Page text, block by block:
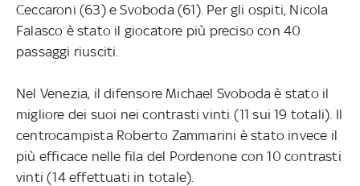
Ceccaroni (63) e Svoboda (61). Per gli ospiti, Nicola
Falasco è stato il giocatore più preciso con 40
passaggi riusciti.
Nel Venezia, il difensore Michael Svoboda è stato il
migliore dei suoi nei contrasti vinti (11 sui 19 totali). Il
centrocampista Roberto Zammarini è stato invece il
più efficace nelle fila del Pordenone con 10 contrasti
vinti (14 effettuati in totale).